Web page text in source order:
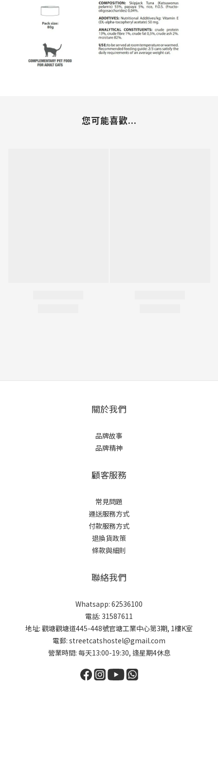
您可能喜歡...
關於我們
品牌故事
品牌精神
顧客服務
常見問題
運送服務方式
付款服務方式
退換貨政策
條款與細則
聯絡我們
Whatsapp: 62536100
電話: 31587611
地址: 觀塘觀塘道445-448號官塘工業中心第3期, 1樓K室
電郵: streetcatshostel@gmail.com
營業時間: 每天13:00-19:30, 逢星期4休息